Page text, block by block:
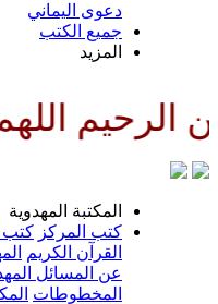
كن
المهدوية
كتب أخرى البحوث
المهدي في
المسائل المهدويّة الأدعية
المكتبة الأدبية